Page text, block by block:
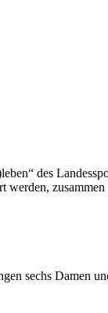
sechs Damen
des
werden,